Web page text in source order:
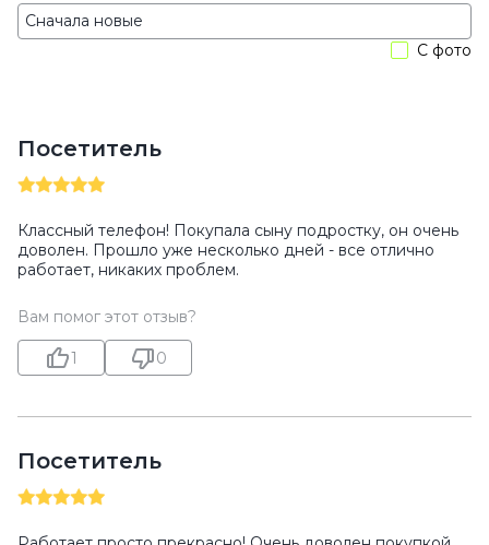
С фото
Посетитель
Классный телефон! Покупала сыну подростку, он очень
доволен. Прошло уже несколько дней - все отлично
работает, никаких проблем.
Вам помог этот отзыв?
1 0
Посетитель